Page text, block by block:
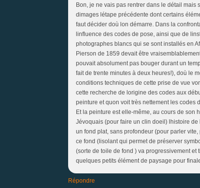
Bon, je ne vais pas rentrer dans le détail mais
dimages létape précédente dont certains
faut décider doù lon démarre. Dans la
linfluence des codes de pose, ainsi que de
photographes blancs qui se sont installés
Pierson de 1859 devait être
pouvait absolument pas bouger durant un
fait de trente minutes à deux heures!), doù le
conditions techniques de cette prise de vue
cette recherche de lorigine des codes aux
peinture et quon voit très nettement les
Et la peinture est elle-même, au cours de son
Jévoquais (pour faire un clin doeil) lhistoire
un fond plat, sans profondeur (pour parler
ce fond (lisolant qui permet de préserver
(sorte de toile de fond ) va progressivement
quelques petits élément de paysage pour
Répondre